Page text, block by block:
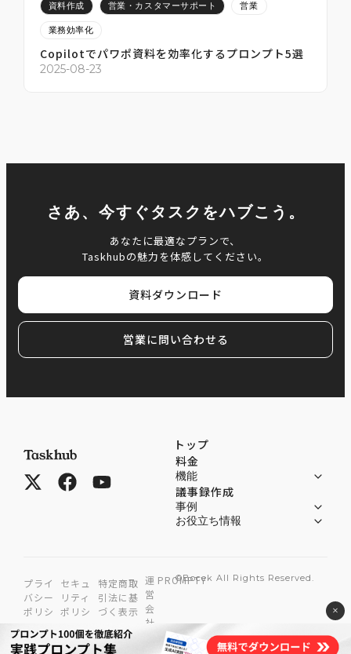
資料作成 営業・カスタマーサポート 営業
業務効率化
Copilotでパワポ資料を効率化するプロンプト5選
2025-08-23
さあ、今すぐタスクをハブこう。
あなたに最適なプランで、
Taskhubの魅力を体感してください。
資料ダウンロード
営業に問い合わせる
トップ
料金
機能
議事録作成
事例
お役立ち情報
©Bocek All Rights Reserved.
プライ
バシー
ポリシ
セキュ
リティ
ポリシ
特定商取
引法に基
づく表示
運
営
会
社
PROMPTY
×